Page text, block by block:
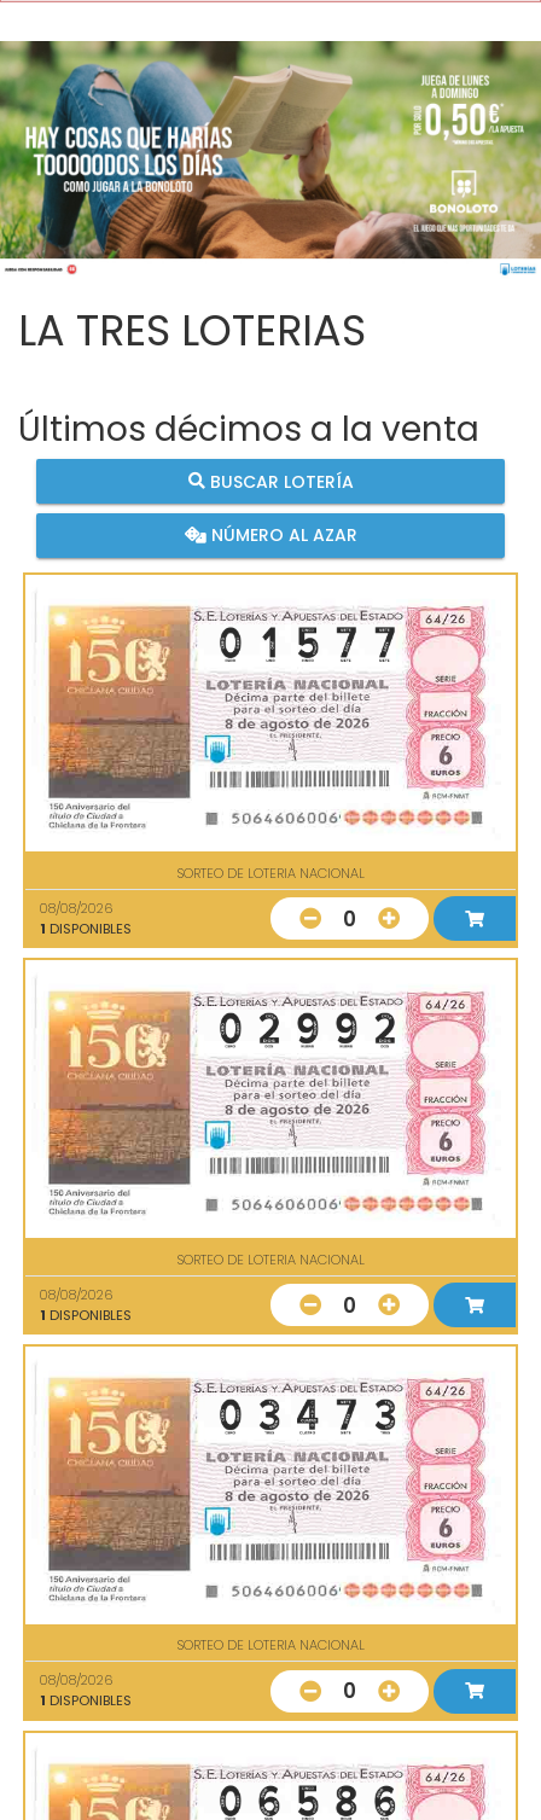
LA TRES LOTERIAS
Últimos décimos a la venta
BUSCAR LOTERÍA
NÚMERO AL AZAR
SORTEO DE LOTERIA NACIONAL
08/08/2026
1 DISPONIBLES 0
SORTEO DE LOTERIA NACIONAL
08/08/2026
1 DISPONIBLES 0
SORTEO DE LOTERIA NACIONAL
08/08/2026
1 DISPONIBLES 0